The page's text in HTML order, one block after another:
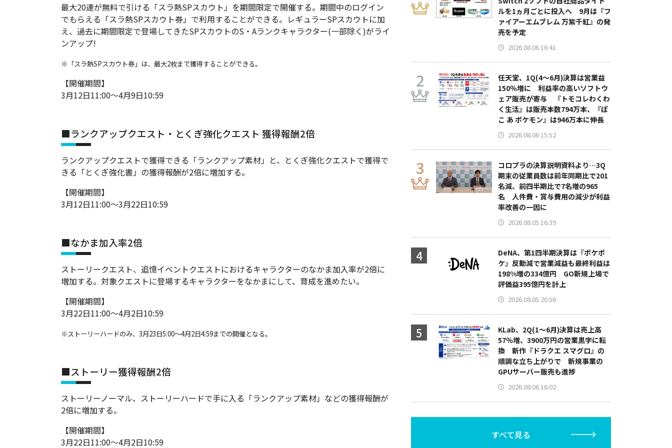
最大20連が無料で引ける「スラ熱SPスカウト」を期間限定で開催する。期間中のログイン
でもらえる「スラ熱SPスカウト券」で利用することができる。レギュラーSPスカウトに加
え、過去に期間限定で登場してきたSPスカウトのS・Aランクキャラクター(一部除く)がライ
ンアップ!
※「スラ熱SPスカウト券」は、最大2枚まで獲得することができる。
【開催期間】
3月12日11:00～4月9日10:59
■ランクアップクエスト・とくぎ強化クエスト 獲得報酬2倍
ランクアップクエストで獲得できる「ランクアップ素材」と、とくぎ強化クエストで獲得で
きる「とくぎ強化書」の獲得報酬が2倍に増加する。
【開催期間】
3月12日11:00～3月22日10:59
■なかま加入率2倍
ストーリークエスト、追憶イベントクエストにおけるキャラクターのなかま加入率が2倍に
増加する。対象クエストに登場するキャラクターをなかまにして、育成を進めたい。
【開催期間】
3月22日11:00～4月2日10:59
※ストーリーハードのみ、3月23日5:00～4月2日4:59までの開催となる。
■ストーリー獲得報酬2倍
ストーリーノーマル、ストーリーハードで手に入る「ランクアップ素材」などの獲得報酬が
2倍に増加する。
【開催期間】
3月22日11:00～4月2日10:59
ルを1ヵ月ごとに投入へ 9月は『フ
ァイアーエムブレム 万紫千紅』の発
売を予定
2026.08.06 16:41
任天堂、1Q(4～6月)決算は営業益
150％増に 利益率の高いソフトウ
ェア販売が寄与 『トモコレわくわ
く生活』は販売本数794万本、『ぽ
こ あ ポケモン』は946万本に伸長
2026.08.06 15:52
コロプラの決算説明資料より…3Q
期末の従業員数は前年同期比で201
名減、前四半期比で7名増の965
名 人件費・賞与費用の減少が利益
率改善の一因に
2026.08.05 16:39
DeNA、第1四半期決算は『ポケポ
ケ』反動減で営業減益も最終利益は
198%増の334億円 GO新規上場で
評価益395億円を計上
2026.08.05 20:56
KLab、2Q(1～6月)決算は売上高
57％増、3900万円の営業黒字に転
換 新作『ドラクエ スマグロ』の
順調な立ち上がりで 新規事業の
GPUサーバー販売も進捗
2026.08.06 16:02
すべて見る